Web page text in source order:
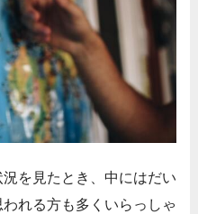
を見たとき、中にはだい
れる方も多くいらっしゃ